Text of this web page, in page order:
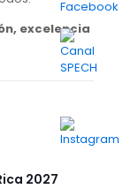
excelencia
2027